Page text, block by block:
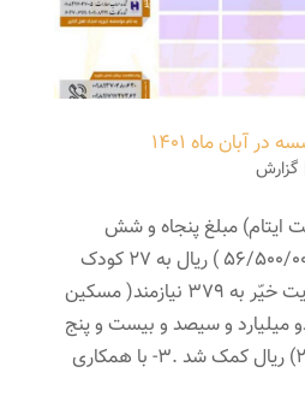
آبان ماه ۱۴۰۱
گزارش
ایتام) مبلغ پنجاه و شش
میلیون و پانصد هزار ( 56/500/000 ) ریال به 27 کودک
یتیم کمک شد .2- با حمایت خیّر به 379 نیازمند( مسکین
میلیارد و سیصد و بیست و پنج
میلیون (2/325/000/000) ریال کمک شد .3- با همکاری